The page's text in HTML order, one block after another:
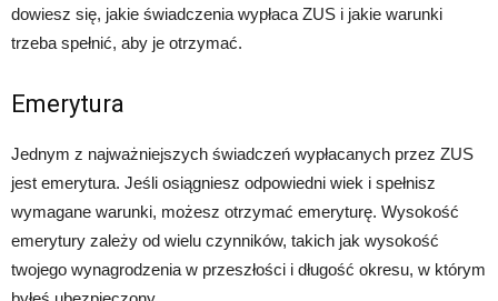
dowiesz się, jakie świadczenia wypłaca ZUS i jakie warunki
trzeba spełnić, aby je otrzymać.
Emerytura
Jednym z najważniejszych świadczeń wypłacanych przez ZUS
jest emerytura. Jeśli osiągniesz odpowiedni wiek i spełnisz
wymagane warunki, możesz otrzymać emeryturę. Wysokość
emerytury zależy od wielu czynników, takich jak wysokość
twojego wynagrodzenia w przeszłości i długość okresu, w którym